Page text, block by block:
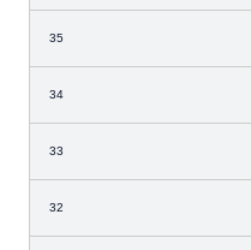
35
34
33
32